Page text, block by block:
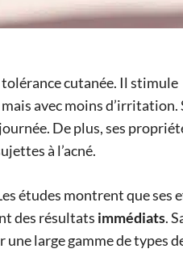
cutanée. Il stimule
avec moins d’irritation.
De plus, ses
à l’acné.
études montrent que ses
des résultats immédiats.
large gamme de types